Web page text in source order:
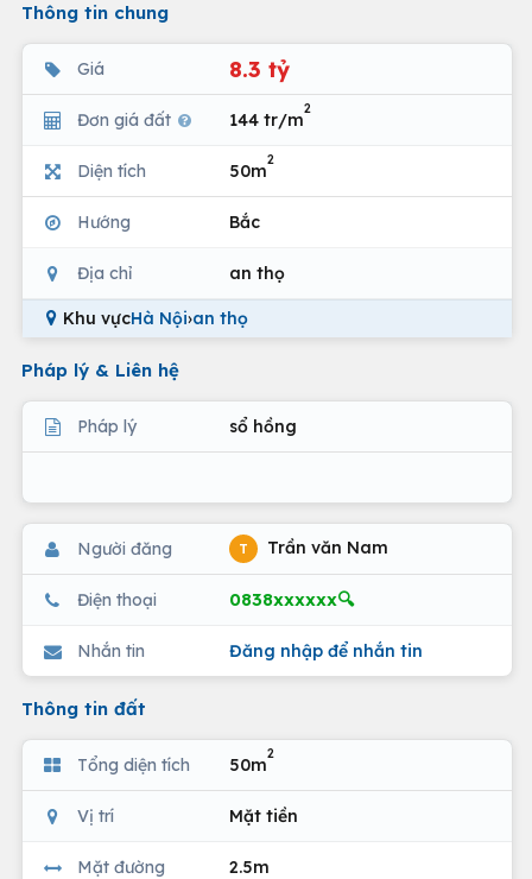
Thông tin chung
Giá 8.3 tỷ
Đơn giá đất 144 tr/m
2
Diện tích 50m
2
Hướng Bắc
Địa chỉ an thọ
Khu vựcHà Nội›an thọ
Pháp lý & Liên hệ
Pháp lý sổ hồng
Người đăng T Trần văn Nam
Điện thoại 0838xxxxxx🔍
Nhắn tin Đăng nhập để nhắn tin
Thông tin đất
Tổng diện tích 50m
2
Vị trí Mặt tiền
Mặt đường 2.5m